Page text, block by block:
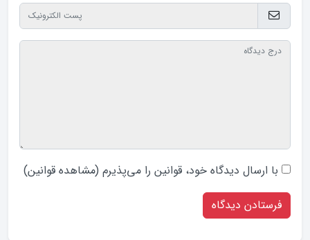
با ارسال دیدگاه‌ خود، قوانین را می‌پذیرم (مشاهده قوانین)